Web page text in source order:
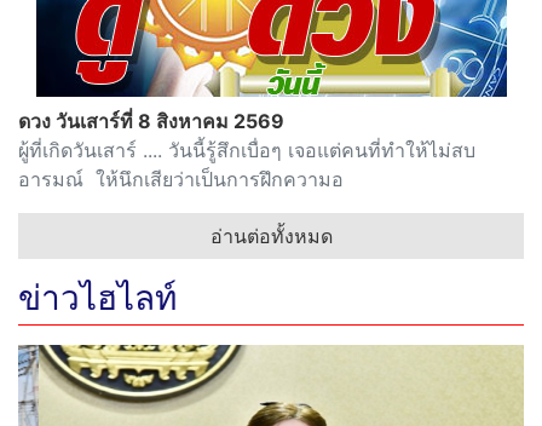
ดวง วันเสาร์ที่ 8 สิงหาคม 2569
ผู้ที่เกิดวันเสาร์ .... วันนี้รู้สึกเบื่อๆ เจอแต่คนที่ทำให้ไม่สบ
อารมณ์ ให้นึกเสียว่าเป็นการฝึกความอ
อ่านต่อทั้งหมด
ข่าวไฮไลท์